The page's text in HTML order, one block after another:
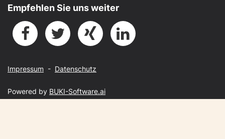
Empfehlen Sie uns weiter
Impressum - Datenschutz
Powered by BUKI-Software.ai